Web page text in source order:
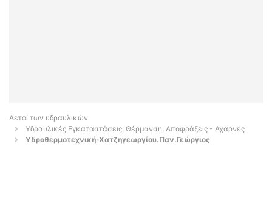
Αετοί των υδραυλικών
Υδραυλικές Εγκαταστάσεις, Θέρμανση, Αποφράξεις - Αχαρνές
Yδροθερμοτεχνική-Χατζηγεωργίου.Παν.Γεώργιος